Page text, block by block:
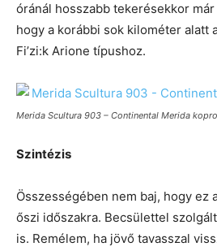
óránál hosszabb tekerésekkor
hogy a korábbi sok kilométer alatt
Fi’zi:k Arione típushoz.
Merida Scultura 903 – Continental Merida
Szintézis
Összességében nem baj, hogy ez
őszi időszakra. Becsülettel
is. Remélem, ha jövő tavasszal